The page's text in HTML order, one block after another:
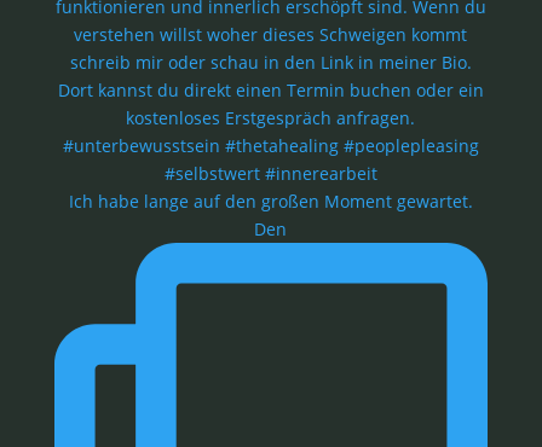
Ich habe lange auf den großen Moment gewartet.
Den